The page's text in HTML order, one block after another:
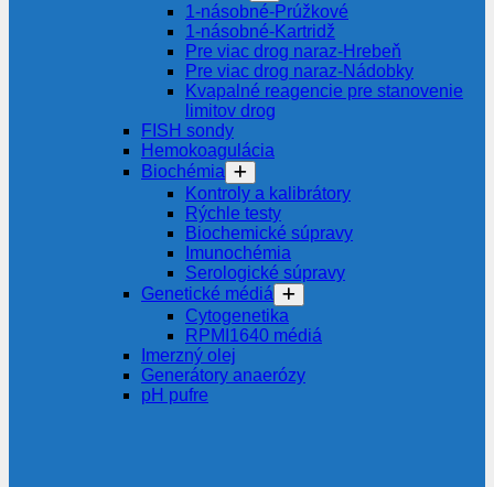
1-násobné-Prúžkové
1-násobné-Kartridž
Pre viac drog naraz-Hrebeň
Pre viac drog naraz-Nádobky
Kvapalné reagencie pre stanovenie
limitov drog
FISH sondy
Hemokoagulácia
Biochémia
Kontroly a kalibrátory
Rýchle testy
Biochemické súpravy
Imunochémia
Serologické súpravy
Genetické médiá
Cytogenetika
RPMI1640 médiá
Imerzný olej
Generátory anaerózy
pH pufre